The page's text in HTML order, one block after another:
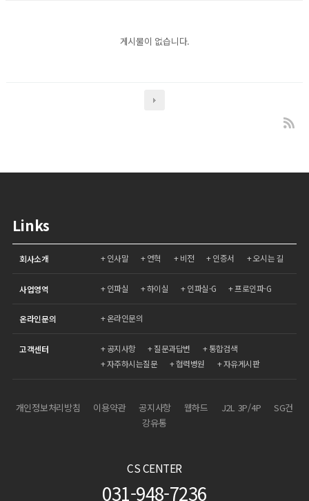
게시물이 없습니다.
Links
회사소개 인사말 연혁 비전 인증서 오시는 길
사업영역 인파실 하이실 인파실-G 프로인파-G
온라인문의 온라인문의
고객센터 공지사항 질문과답변
통합검색
자주하시는질문
협력병원 자유게시판
개인정보처리방침 이용약관 공지사항 웹하드 J2L 3P/4P
SG건
강유통
CS CENTER
031-948-7236